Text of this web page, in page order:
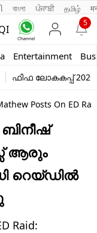
বাংলা ਪੰਜਾਬੀ தமிழ்
5
Entertainment
ഫിഫ ലോകകപ്പ് 2026
Posts On ED
ബിനീഷ്
ആരും
റെയ്ഡിൽ
Raid: